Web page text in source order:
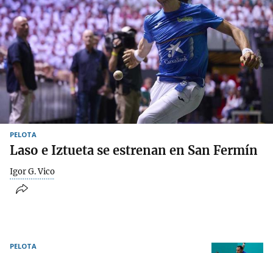
PELOTA
Laso e Iztueta se estrenan en San Fermín
Igor G. Vico
PELOTA